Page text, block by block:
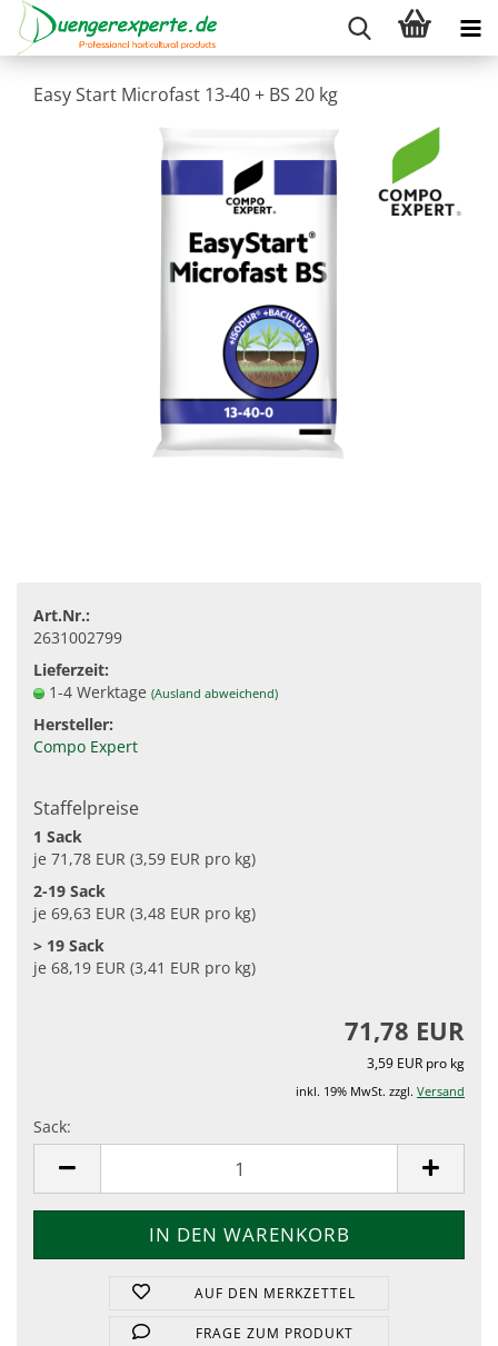
Easy Start Microfast 13-40 + BS 20 kg
Art.Nr.:
2631002799
Lieferzeit:
1-4 Werktage (Ausland abweichend)
Hersteller:
Compo Expert
Staffelpreise
1 Sack
je 71,78 EUR (3,59 EUR pro kg)
2-19 Sack
je 69,63 EUR (3,48 EUR pro kg)
> 19 Sack
je 68,19 EUR (3,41 EUR pro kg)
71,78 EUR
3,59 EUR pro kg
inkl. 19% MwSt. zzgl. Versand
Sack:
AUF DEN MERKZETTEL
FRAGE ZUM PRODUKT